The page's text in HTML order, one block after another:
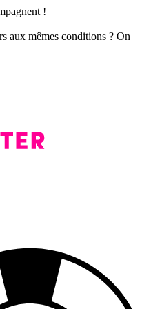
!
aux mêmes conditions ? On